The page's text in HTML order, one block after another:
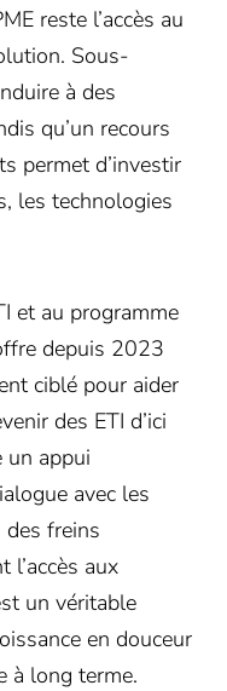
reste l’accès au
Sous-
à des
qu’un recours
permet d’investir
les technologies
et au programme
depuis 2023
ciblé pour aider
des ETI d’ici
un appui
avec les
des freins
l’accès aux
un véritable
en douceur
à long terme.